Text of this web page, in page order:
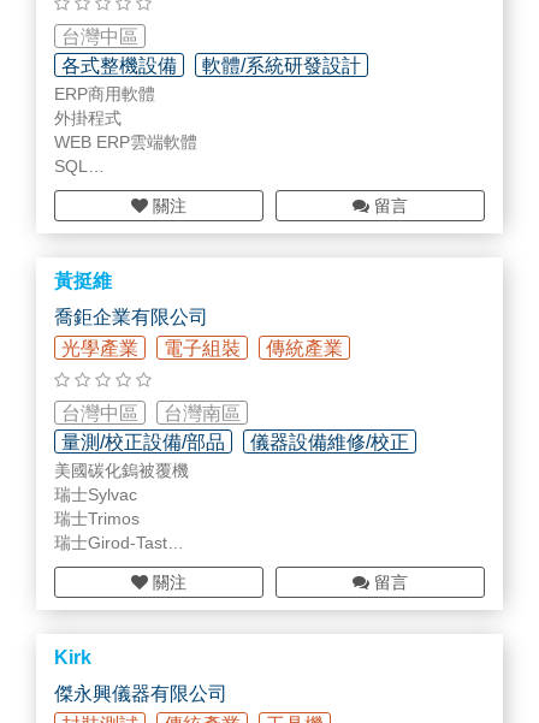
台灣中區
各式整機設備
軟體/系統研發設計
ERP商用軟體
外掛程式
WEB ERP雲端軟體
SQL
EIP管理
關注
留言
黃挺維
喬鉅企業有限公司
光學產業
電子組裝 傳統產業
台灣中區
台灣南區
量測/校正設備/部品
儀器設備維修/校正
智慧工廠規劃/設備/部品
美國碳化鎢被覆機
瑞士Sylvac
瑞士Trimos
瑞士Girod-Tast
瑞士FISSO
瑞士M&T
瑞士Wyler
德國Käfer
德國HEXACON
德國DIATEST
德國VIGOR
關注 留言
Kirk
傑永興儀器有限公司